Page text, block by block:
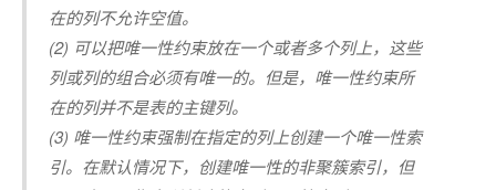
在的列不允许空值。
(2) 可以把唯一性约束放在一个或者多个列上，这些
列或列的组合必须有唯一的。但是，唯一性约束所
在的列并不是表的主键列。
(3) 唯一性约束强制在指定的列上创建一个唯一性索
引。在默认情况下，创建唯一性的非聚簇索引，但